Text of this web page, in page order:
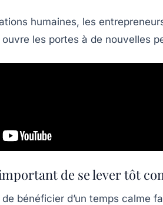
humaines, les
les portes à de nouvelles
de se lever tôt
bénéficier d’un temps calme